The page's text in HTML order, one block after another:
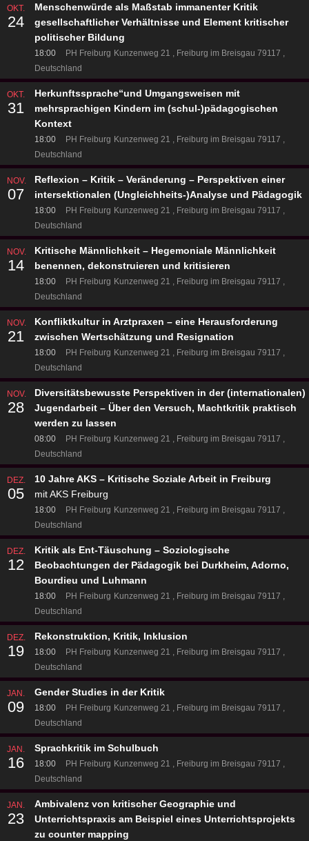
OKT.
24
Menschenwürde als Maßstab immanenter Kritik
gesellschaftlicher Verhältnisse und Element kritischer
politischer Bildung
18:00 PH Freiburg Kunzenweg 21
Freiburg im Breisgau 79117
Deutschland
OKT.
31
Herkunftssprache“und Umgangsweisen mit
mehrsprachigen Kindern im (schul-)pädagogischen
Kontext
18:00 PH Freiburg Kunzenweg 21
Freiburg im Breisgau 79117
Deutschland
NOV.
07
Reflexion – Kritik – Veränderung – Perspektiven einer
intersektionalen (Ungleichheits-)Analyse und Pädagogik
18:00 PH Freiburg Kunzenweg 21
Freiburg im Breisgau 79117
Deutschland
NOV.
14
Kritische Männlichkeit – Hegemoniale Männlichkeit
benennen, dekonstruieren und kritisieren
18:00 PH Freiburg Kunzenweg 21
Freiburg im Breisgau 79117
Deutschland
NOV.
21
Konfliktkultur in Arztpraxen – eine Herausforderung
zwischen Wertschätzung und Resignation
18:00 PH Freiburg Kunzenweg 21
Freiburg im Breisgau 79117
Deutschland
NOV.
28
Diversitätsbewusste Perspektiven in der (internationalen)
Jugendarbeit – Über den Versuch, Machtkritik praktisch
werden zu lassen
08:00 PH Freiburg Kunzenweg 21
Freiburg im Breisgau 79117
Deutschland
DEZ.
05
10 Jahre AKS – Kritische Soziale Arbeit in Freiburg
mit AKS Freiburg
18:00 PH Freiburg Kunzenweg 21
Freiburg im Breisgau 79117
Deutschland
DEZ.
12
Kritik als Ent-Täuschung – Soziologische
Beobachtungen der Pädagogik bei Durkheim, Adorno,
Bourdieu und Luhmann
18:00 PH Freiburg Kunzenweg 21
Freiburg im Breisgau 79117
Deutschland
DEZ.
19
Rekonstruktion, Kritik, Inklusion
18:00 PH Freiburg Kunzenweg 21
Freiburg im Breisgau 79117
Deutschland
JAN.
09
Gender Studies in der Kritik
18:00 PH Freiburg Kunzenweg 21
Freiburg im Breisgau 79117
Deutschland
JAN.
16
Sprachkritik im Schulbuch
18:00 PH Freiburg Kunzenweg 21
Freiburg im Breisgau 79117
Deutschland
JAN.
23
Ambivalenz von kritischer Geographie und
Unterrichtspraxis am Beispiel eines Unterrichtsprojekts
zu counter mapping